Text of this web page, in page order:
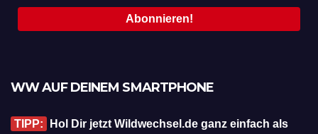
WW AUF DEINEM SMARTPHONE
TIPP:
Hol Dir jetzt Wildwechsel.de ganz einfach als